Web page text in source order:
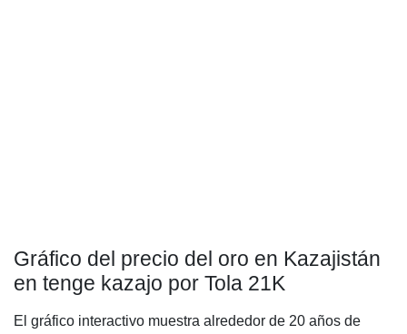
Gráfico del precio del oro en Kazajistán
en tenge kazajo por Tola 21K
El gráfico interactivo muestra alrededor de 20 años de